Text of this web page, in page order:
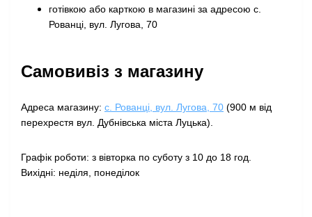
готівкою або карткою в магазині за адресою с.
Рованці, вул. Лугова, 70
Самовивіз з магазину
Адреса магазину: с. Рованці, вул. Лугова, 70 (900 м від
перехрестя вул. Дубнівська міста Луцька).
Графік роботи: з вівторка по суботу з 10 до 18 год.
Вихідні: неділя, понеділок